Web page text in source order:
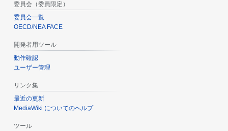
委員会（委員限定）
委員会一覧
OECD/NEA FACE
開発者用ツール
動作確認
ユーザー管理
リンク集
最近の更新
MediaWiki についてのヘルプ
ツール